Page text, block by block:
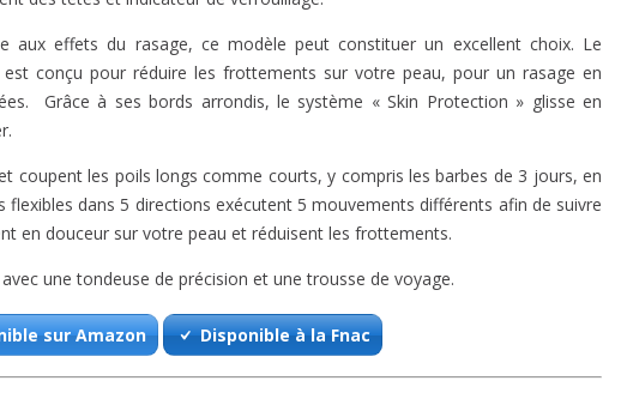
aux effets du rasage, ce modèle peut constituer un excellent choix. Le
conçu pour réduire les frottements sur votre peau, pour un rasage en
Grâce à ses bords arrondis, le système « Skin Protection » glisse en
coupent les poils longs comme courts, y compris les barbes de 3 jours, en
flexibles dans 5 directions exécutent 5 mouvements différents afin de suivre
en douceur sur votre peau et réduisent les frottements.
une tondeuse de précision et une trousse de voyage.
sur Amazon Disponible à la Fnac